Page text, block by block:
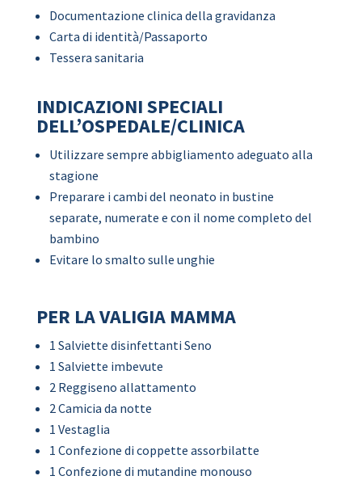
Documentazione clinica della gravidanza
Carta di identità/Passaporto
Tessera sanitaria
INDICAZIONI SPECIALI
DELL’OSPEDALE/CLINICA
Utilizzare sempre abbigliamento adeguato alla
stagione
Preparare i cambi del neonato in bustine
separate, numerate e con il nome completo del
bambino
Evitare lo smalto sulle unghie
PER LA VALIGIA MAMMA
1 Salviette disinfettanti Seno
1 Salviette imbevute
2 Reggiseno allattamento
2 Camicia da notte
1 Vestaglia
1 Confezione di coppette assorbilatte
1 Confezione di mutandine monouso